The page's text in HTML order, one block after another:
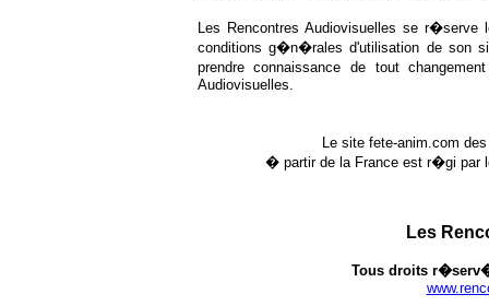
Les Rencontres Audiovisuelles se
conditions g�n�rales d'utilisation de son
prendre connaissance de tout
Audiovisuelles.
Le site- fete-anim.com
� partir de la France est r�gi par
Les
Tous droits